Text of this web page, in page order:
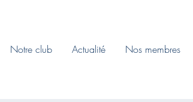
Notre club Actualité Nos membres